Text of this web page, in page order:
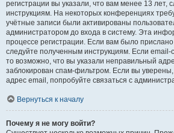
регистрации вы указали, что вам менее 13 лет,
инструкциям. На некоторых конференциях
учётные записи были активированы
администратором до входа в систему. Эта
процессе регистрации. Если вам было
следуйте полученным инструкциям. Если
то возможно, что вы указали неправильный
заблокирован спам-фильтром. Если вы
адрес email, попробуйте связаться с
Вернуться к началу
Почему я не могу войти?